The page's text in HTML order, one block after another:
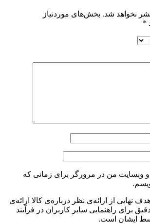
نخواهد شد. بخش‌های موردنیاز
*
و وبسایت من در مرورگر برای زمانی که
نهایی از ارائه‌ی نظر درباره‌ی کالا ارائه‌ی
برای راهنمایی سایر کاربران در فرآیند
ایشان است.